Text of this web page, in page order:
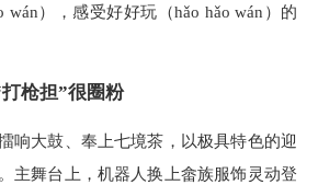
wán），感受好好玩（hǎo hǎo wán）的
枪担”很圈粉
大鼓、奉上七境茶，以极具特色的迎
主舞台上，机器人换上畲族服饰灵动登